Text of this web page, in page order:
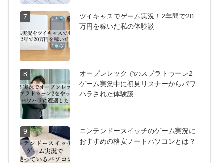
7
ツイキャスでゲーム実況！2年間で20
万円を稼いだ私の体験談
8
オープンレックでのスプラトゥーン2
ゲーム実況中に初見リスナーからパワ
ハラされた体験談
9
ニンテンドースイッチのゲーム実況に
おすすめの格安ノートパソコンとは？